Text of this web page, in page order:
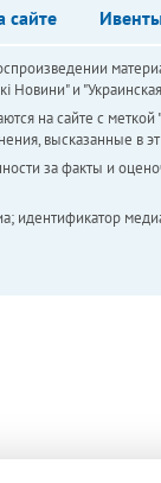
сайте
Новини" и
на сайте с
высказанные в
за факты и
идентификатор